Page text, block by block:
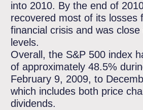
into 2010. By the end of
recovered most of its losses
financial crisis and was
levels.
Overall, the S&P 500 index
of approximately 48.5%
February 9, 2009, to
which includes both price
dividends.